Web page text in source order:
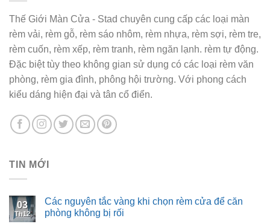
Thế Giới Màn Cửa - Stad chuyên cung cấp các loại màn
rèm vải, rèm gỗ, rèm sáo nhôm, rèm nhựa, rèm sợi, rèm tre,
rèm cuốn, rèm xếp, rèm tranh, rèm ngăn lạnh. rèm tự động.
Đặc biệt tùy theo không gian sử dụng có các loại rèm văn
phòng, rèm gia đình, phông hội trường. Với phong cách
kiểu dáng hiện đại và tân cổ điển.
TIN MỚI
03
Th12
Các nguyên tắc vàng khi chọn rèm cửa để căn
phòng không bị rối